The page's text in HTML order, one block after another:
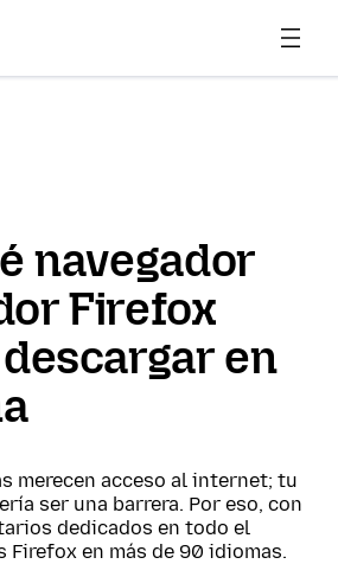
navegador
Firefox
en
merecen acceso al internet; tu
ser una barrera. Por eso, con
dedicados en todo el
Firefox en más de 90 idiomas.